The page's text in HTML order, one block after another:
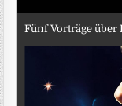
Fünf Vorträge